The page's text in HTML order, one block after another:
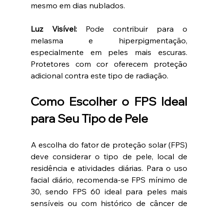
mesmo em dias nublados.
Luz Visível: Pode contribuir para o
melasma e hiperpigmentação,
especialmente em peles mais escuras.
Protetores com cor oferecem proteção
adicional contra este tipo de radiação.
Como Escolher o FPS Ideal
para Seu Tipo de Pele
A escolha do fator de proteção solar (FPS)
deve considerar o tipo de pele, local de
residência e atividades diárias. Para o uso
facial diário, recomenda-se FPS mínimo de
30, sendo FPS 60 ideal para peles mais
sensíveis ou com histórico de câncer de